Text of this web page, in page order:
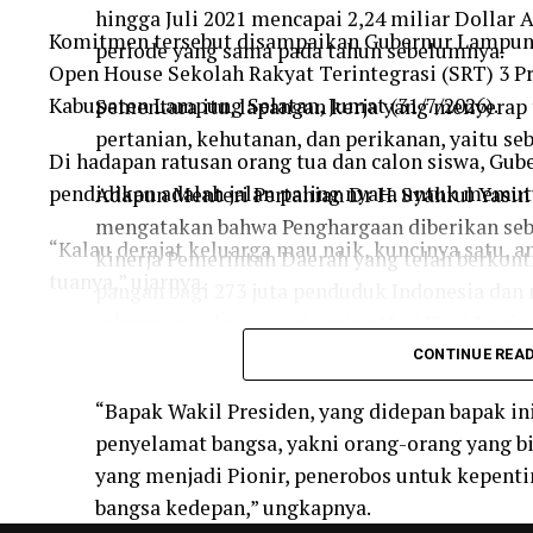
hingga Juli 2021 mencapai 2,24 miliar Dollar
periode yang sama pada tahun sebelumnya.
Sementara itu, lapangan kerja yang
pertanian, kehutanan, dan perikanan, yaitu
Adapun Menteri Pertanian Dr H. Syahrul
mengatakan bahwa Penghargaan diberikan
kinerja Pemerintah Daerah yang telah
sebagai rangkaian peringatan Hari Tani
“Bapak Wakil Presiden, yang didepan bapak
penyelamat bangsa, yakni orang-orang yang
yang menjadi Pionir, penerobos untuk
bangsa kedepan,” ungkapnya.
Komitmen tersebut disampaikan Gubernur
Open House Sekolah Rakyat Terintegrasi (SRT) 3
Kabupaten Lampung Selatan, Jumat (31/7/2026).
Di hadapan ratusan orang tua dan calon siswa,
pendidikan adalah jalan paling nyata untuk
“Kalau derajat keluarga mau naik, kuncinya satu,
Gubernur Mirza menilai Sekolah Rakyat bukan
kurang mampu untuk mengubah masa depan
“Tahun lalu Sekolah Rakyat dimulai dengan
Provinsi Lampung. Mereka dipilih melalui proses
(PKH), benar-benar anak-anak yang membutuhkan
CONTINUE